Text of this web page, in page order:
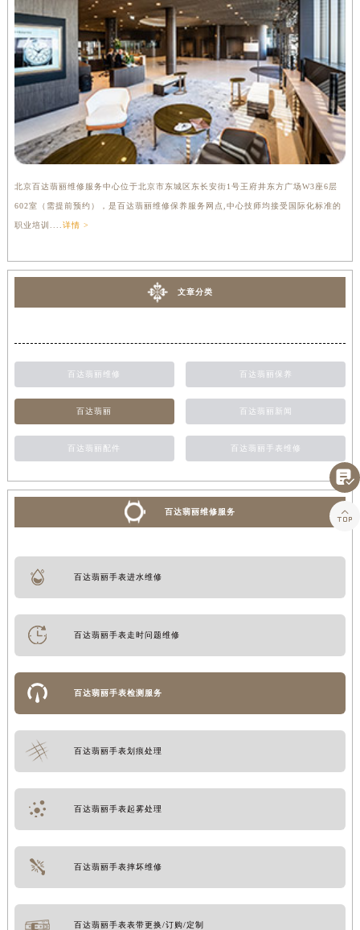
北京百达翡丽维修服务中心位于北京市东城区东长安街1号王府井东方广场W3座6层
602室（需提前预约），是百达翡丽维修保养服务网点,中心技师均接受国际化标准的
职业培训.... 详情 >
文章分类
百达翡丽维修 百达翡丽保养
百达翡丽 百达翡丽新闻
百达翡丽配件 百达翡丽手表维修
百达翡丽维修服务
百达翡丽手表进水维修
百达翡丽手表走时问题维修
百达翡丽手表检测服务
百达翡丽手表划痕处理
百达翡丽手表起雾处理
百达翡丽手表摔坏维修
百达翡丽手表表带更换/订购/定制

